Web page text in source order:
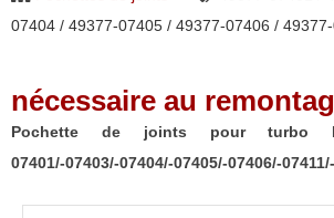
turbo
07401/-07403/-07404/-07405/-07406/-07411/-
07404 / 49377-07405 / 49377-07406 /
nécessaire au
Pochette de joints pour turbo
07401/-07403/-07404/-07405/-07406/-